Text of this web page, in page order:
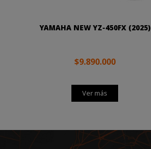
YAMAHA NEW YZ-450FX (2025)
$9.890.000
Ver más